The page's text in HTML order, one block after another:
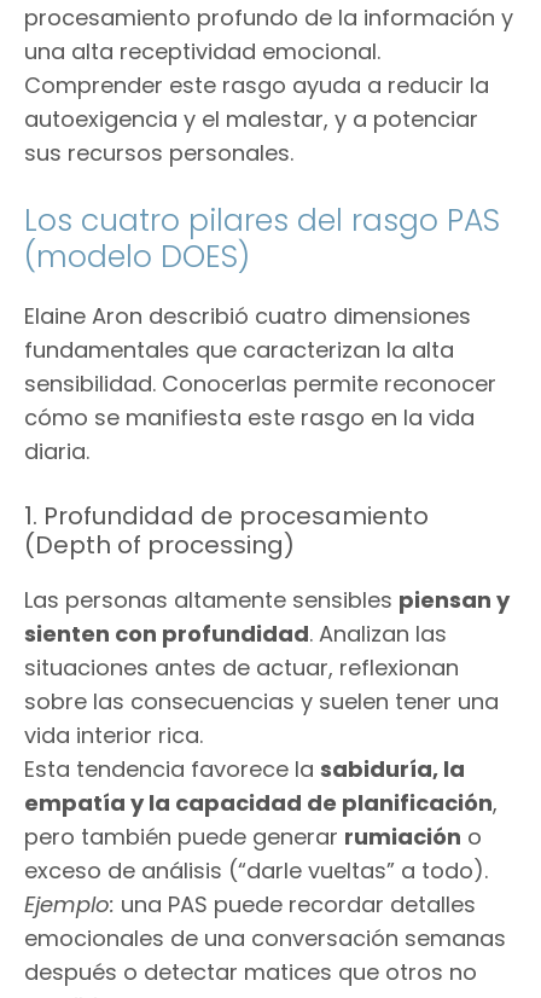
procesamiento profundo de la información y
una alta receptividad emocional.
Comprender este rasgo ayuda a reducir la
autoexigencia y el malestar, y a potenciar
sus recursos personales.
Los cuatro pilares del rasgo PAS
(modelo DOES)
Elaine Aron describió cuatro dimensiones
fundamentales que caracterizan la alta
sensibilidad. Conocerlas permite reconocer
cómo se manifiesta este rasgo en la vida
diaria.
1. Profundidad de procesamiento
(Depth of processing)
Las personas altamente sensibles piensan y
sienten con profundidad. Analizan las
situaciones antes de actuar, reflexionan
sobre las consecuencias y suelen tener una
vida interior rica.
Esta tendencia favorece la sabiduría, la
empatía y la capacidad de planificación,
pero también puede generar rumiación o
exceso de análisis (“darle vueltas” a todo).
Ejemplo: una PAS puede recordar detalles
emocionales de una conversación semanas
después o detectar matices que otros no